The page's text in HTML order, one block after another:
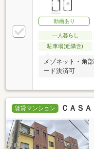
動画あり
一人暮らし
駐車場(近隣含)
メゾネット・角
ード決済可
賃貸マンション ＣＡＳ